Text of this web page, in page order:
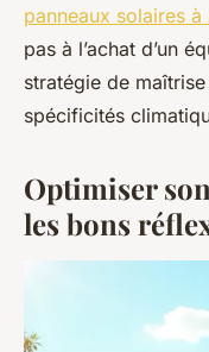
panneaux solaires à
pas à l’achat d’un
stratégie de
spécificités
Optimiser
les bons